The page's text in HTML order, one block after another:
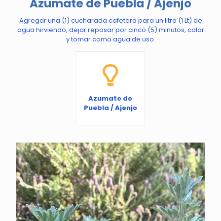
Azumate de Puebla / Ajenjo
Agregar una (1) cucharada cafetera para un litro (1 Lt) de
agua hirviendo, dejar reposar por cinco (5) minutos, colar
y tomar como agua de uso.
Azumate de
Puebla / Ajenjo